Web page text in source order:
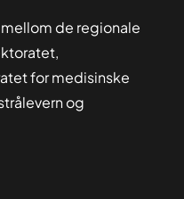
de regionale
for medisinske
og